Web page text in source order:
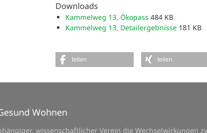
Downloads
Kammelweg 13, Ökopass 484 KB
Kammelweg 13, Detailergebnisse 181 KB
teilen teilen
Wohnen
wissenschaftlicher Verein die Wechselwirkungen